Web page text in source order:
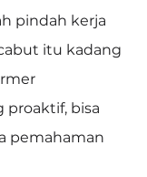
pindah kerja
itu kadang
proaktif, bisa
pemahaman